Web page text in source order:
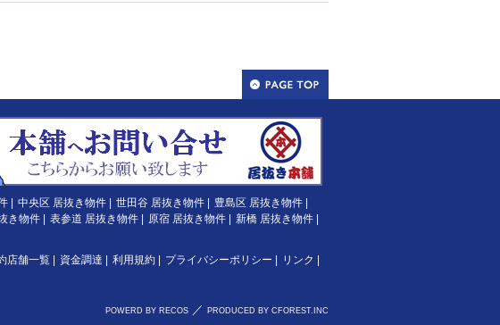
中央区 居抜き物件 世田谷 居抜き物件 豊島区 居抜き物件
き物件 表参道 居抜き物件 原宿 居抜き物件 新橋 居抜き物件
店舗一覧 資金調達 利用規約 プライバシーポリシー リンク
POWERD BY RECOS ／ PRODUCED BY CFOREST.INC